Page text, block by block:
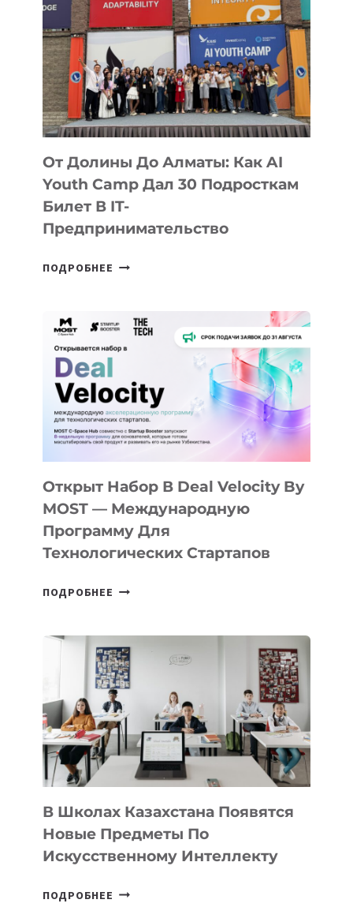
От Долины До Алматы: Как AI
Youth Camp Дал 30 Подросткам
Билет В IT-
Предпринимательство
ПОДРОБНЕЕ ОТ
АЛМАТЫ:
AI
YOUTH
CAMP
ДАЛ
30
ПОДРОСТКАМ
БИЛЕТ
В
ПРЕДПРИНИМАТЕЛЬСТВО
Открыт Набор В Deal Velocity By
MOST — Международную
Программу Для
Технологических Стартапов
ПОДРОБНЕЕ ОТКРЫТ
DEAL
VELOCITY
BY
MOST
—
МЕЖДУНАРОДНУЮ
ПРОГРАММУ
ДЛЯ
ТЕХНОЛОГИЧЕСКИХ
В Школах Казахстана Появятся
Новые Предметы По
Искусственному Интеллекту
ПОДРОБНЕЕ В